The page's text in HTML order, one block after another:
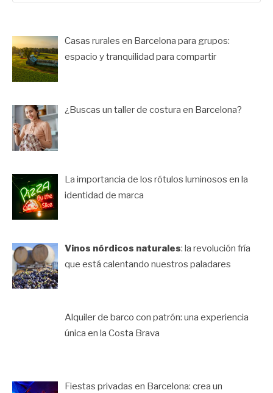
Casas rurales en Barcelona para grupos:
espacio y tranquilidad para compartir
¿Buscas un taller de costura en Barcelona?
La importancia de los rótulos luminosos en la
identidad de marca
Vinos nórdicos naturales: la revolución fría
que está calentando nuestros paladares
Alquiler de barco con patrón: una experiencia
única en la Costa Brava
Fiestas privadas en Barcelona: crea un